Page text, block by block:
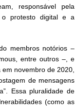
responsável pela
o protesto digital e a
membros notórios –
entre outros –, e
novembro de 2020,
de mensagens
Essa pluralidade de
(como as